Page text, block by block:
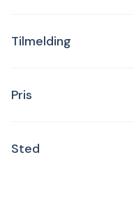
Tilmelding
Pris
Sted